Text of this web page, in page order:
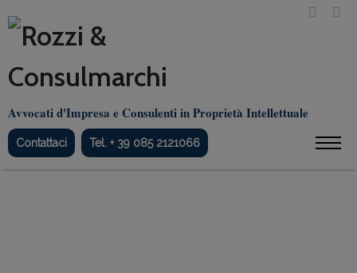
Avvocati d'Impresa e Consulenti in Proprietà Intellettuale
Contattaci Tel. + 39 085 2121066